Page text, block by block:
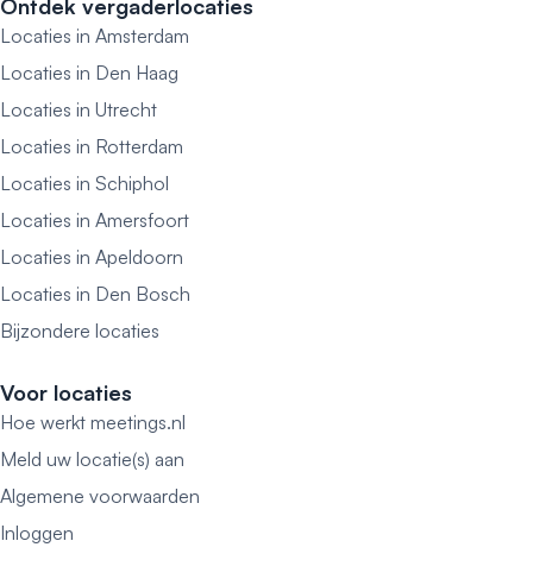
Ontdek vergaderlocaties
Locaties in Amsterdam
Locaties in Den Haag
Locaties in Utrecht
Locaties in Rotterdam
Locaties in Schiphol
Locaties in Amersfoort
Locaties in Apeldoorn
Locaties in Den Bosch
Bijzondere locaties
Voor locaties
Hoe werkt meetings.nl
Meld uw locatie(s) aan
Algemene voorwaarden
Inloggen